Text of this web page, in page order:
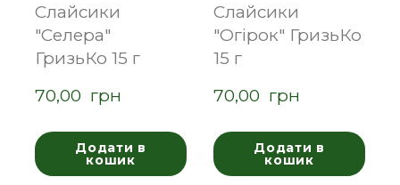
Слайсики
"Селера"
ГризьКо 15 г
70,00  грн
Додати в
кошик
Слайсики
"Огірок" ГризьКо
15 г
70,00  грн
Додати в
кошик